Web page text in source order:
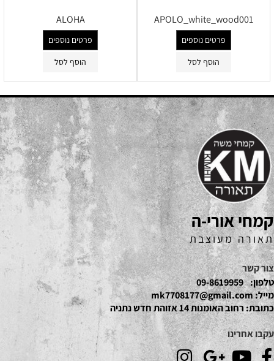
APOLO_white_wood001
פרטים נוספים
הוסף לסל
ALOHA
פרטים נוספים
הוסף לסל
קמחי אורי-ה
תאורה מעוצבת
צור קשר
טלפון: 09-8619959
מייל:mk7708177@gmail.com
כתובת: רחוב האומנות 14 אזוהת חדש נתניה
עקבו אחרינו